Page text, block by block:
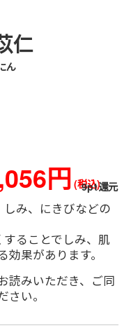
仁
ん
円 (税込)
9pt還元
み、にきびなどの
ることでしみ、肌
果があります。
読みいただき、ご同
い。